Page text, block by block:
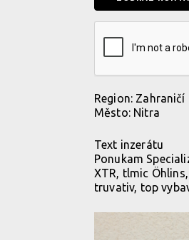
Region: Zahraničí
Město: Nitra
Text inzerátu
Ponukam
XTR, tlmic
truvativ, top